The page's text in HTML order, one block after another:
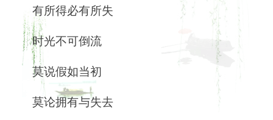
有所得必有所失
时光不可倒流
莫说假如当初
莫论拥有与失去